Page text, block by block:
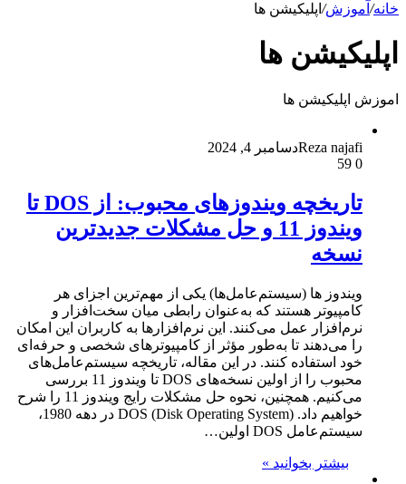
خانه/ آموزش/ اپلیکیشن ها
اپلیکیشن ها
اموزش اپلیکیشن ها
Reza najafiدسامبر 4, 2024
0
تاریخچه ویندوزهای محبوب: از DOS تا
ویندوز 11 و حل مشکلات جدیدترین
نسخه
ویندوز ها (سیستم‌عامل‌ها) یکی از مهم‌ترین اجزای هر
کامپیوتر هستند که به‌عنوان رابطی میان سخت‌افزار و
نرم‌افزار عمل می‌کنند. این نرم‌افزارها به کاربران این امکان
را می‌دهند تا به‌طور مؤثر از کامپیوترهای شخصی و حرفه‌ای
خود استفاده کنند. در این مقاله، تاریخچه سیستم‌عامل‌های
محبوب را از اولین نسخه‌های DOS تا ویندوز 11 بررسی
می‌کنیم. همچنین، نحوه حل مشکلات رایج ویندوز 11 را شرح
خواهیم داد. DOS (Disk Operating System) در دهه 1980،
سیستم‌عامل DOS اولین…
بیشتر بخوانید »